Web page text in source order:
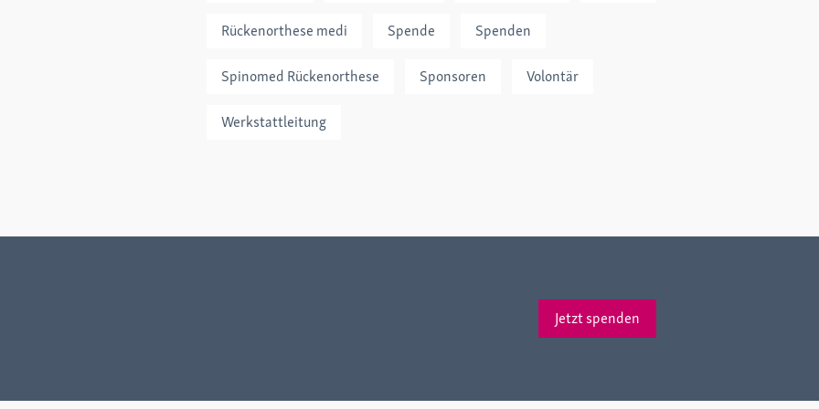
Rückenorthese medi Spende Spenden
Spinomed Rückenorthese Sponsoren Volontär
Werkstattleitung
Jetzt spenden